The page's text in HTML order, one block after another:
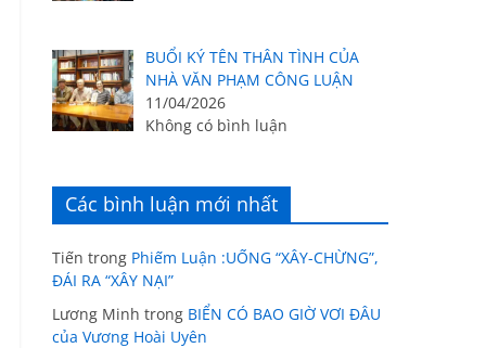
BUỔI KÝ TÊN THÂN TÌNH CỦA
NHÀ VĂN PHẠM CÔNG LUẬN
11/04/2026
Không có bình luận
Các bình luận mới nhất
Tiến trong Phiếm Luận :UỐNG “XÂY-CHỪNG”,
ĐÁI RA “XÂY NẠI”
Lương Minh trong BIỂN CÓ BAO GIỜ VƠI ĐÂU
của Vương Hoài Uyên